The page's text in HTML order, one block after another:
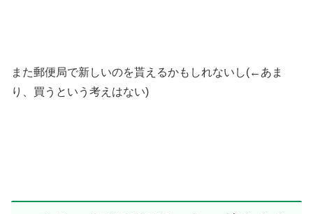
また郵便局で新しいのを貰えるかもしれないし(←あま
り、買うという考えはない)